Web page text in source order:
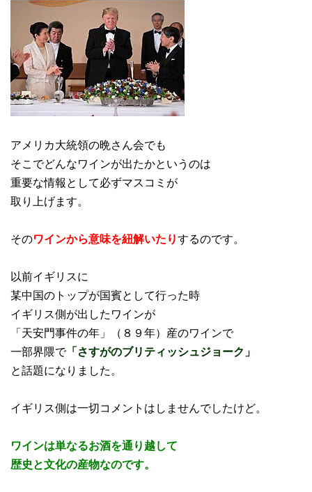
アメリカ大統領の晩さん会でも
そこでどんなワインが出たかというのは
重要な情報として必ずマスコミが
取り上げます。
そのワインから意味を紐解いたりするのです。
以前イギリスに
某中国のトップが国賓として行った時
イギリス側が出したワインが
「天安門事件の年」（８９年）産のワインで
一部界隈で「さすがのブリティッシュジョーク」
と話題になりました。
イギリス側は一切コメントはしませんでしたけど。
ワインは単なるお酒を通り越して
歴史と文化の産物なのです。